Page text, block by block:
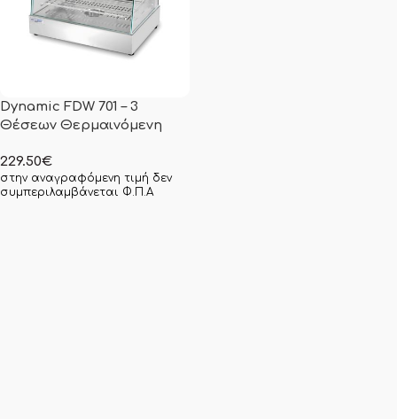
Dynamic FDW 701 – 3
Θέσεων Θερμαινόμενη
229.50€
στην αναγραφόμενη τιμή δεν
συμπεριλαμβάνεται Φ.Π.Α